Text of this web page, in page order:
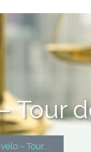
Tour
– Tour...